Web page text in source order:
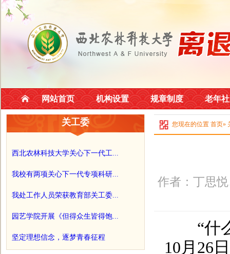
网站首页 机构设置 规章制度 老年
关工委
西北农林科技大学关心下一代工...
我校有两项关心下一代专项科研...
我处工作人员荣获教育部关工委...
园艺学院开展《但得众生皆得饱...
坚定理想信念，逐梦青春征程
您现在的位置 首页»
作者：丁思
“什么
10月26